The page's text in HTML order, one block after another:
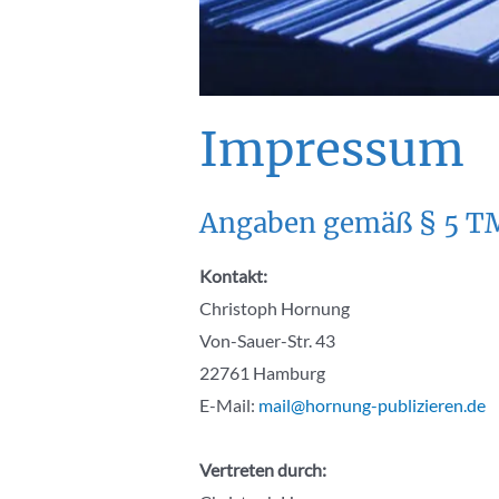
Impressum
Angaben gemäß § 5
Kontakt:
Christoph Hornung
Von-Sauer-Str. 43
22761 Hamburg
E-Mail: mail@hornung-publizieren.de
Vertreten durch: